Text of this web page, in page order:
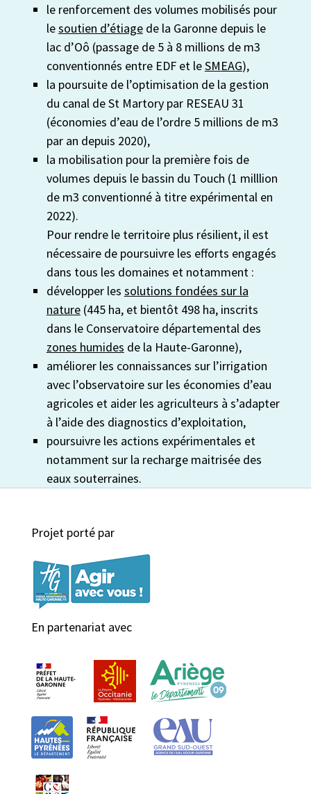
le renforcement des volumes mobilisés pour
lesoutien d’étiagede la Garonne depuis le
lac d’Oô (passage de 5 à 8 millions de m3
conventionnés entre EDF et leSMEAG),
la poursuite de l’optimisation de la gestion
du canal de St Martory par RESEAU 31
(économies d’eau de l’ordre 5 millions de m3
par an depuis 2020),
la mobilisation pour la première fois de
volumes depuis le bassin du Touch (1 milllion
de m3 conventionné à titre expérimental en
2022).
Pour rendre le territoire plus résilient, il est
nécessaire de poursuivre les efforts engagés
dans tous les domaines et notamment :
développer les solutions fondées sur la
nature(445 ha, et bientôt 498 ha, inscrits
dans le Conservatoire départemental des
zones humides de la Haute-Garonne),
améliorer les connaissances sur l’irrigation
avec l’observatoire sur les économies d’eau
agricoles et aider les agriculteurs à s’adapter
à l’aide des diagnostics d’exploitation,
poursuivre les actions expérimentales et
notamment sur la recharge maitrisée des
eaux souterraines.
Projet porté par
En partenariat avec